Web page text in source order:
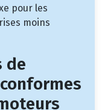
pour les
moins
de